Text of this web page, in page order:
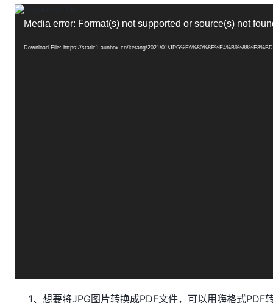
视
Media error: Format(s) not supported or source(s) not
Download File: https://static1.aunbox.cn/ketang/2021/01/
1、想要将JPG图片转换成PDF文件，可以用嗨格式PDF